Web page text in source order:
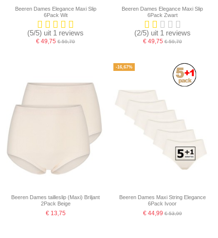
Beeren Dames Elegance Maxi Slip
6Pack Wit
(5/5) uit 1 reviews
€ 49,75€ 59,70
Beeren Dames Elegance Maxi Slip
6Pack Zwart
(2/5) uit 1 reviews
€ 49,75€ 59,70
Beeren Dames tailleslip (Maxi) Briljant
2Pack Beige
€ 13,75
-16,67%
Beeren Dames Maxi String Elegance
6Pack Ivoor
€ 44,99€ 53,99